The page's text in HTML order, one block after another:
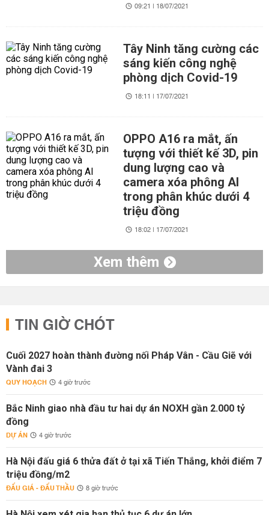
09:21 | 18/07/2021
Tây Ninh tăng cường các
sáng kiến công nghệ
phòng dịch Covid-19
18:11 | 17/07/2021
OPPO A16 ra mắt, ấn
tượng với thiết kế 3D, pin
dung lượng cao và
camera xóa phông AI
trong phân khúc dưới 4
triệu đồng
18:02 | 17/07/2021
Xem thêm
TIN GIỜ CHÓT
Cuối 2027 hoàn thành đường nối Pháp Vân - Cầu Giẽ với
Vành đai 3
QUY HOẠCH 4 giờ trước
Bắc Ninh giao nhà đầu tư hai dự án NOXH gần 2.000 tỷ
đồng
DỰ ÁN 4 giờ trước
Hà Nội đấu giá 6 thửa đất ở tại xã Tiến Thắng, khởi điểm 7
triệu đồng/m2
ĐẤU GIÁ - ĐẤU THẦU 8 giờ trước